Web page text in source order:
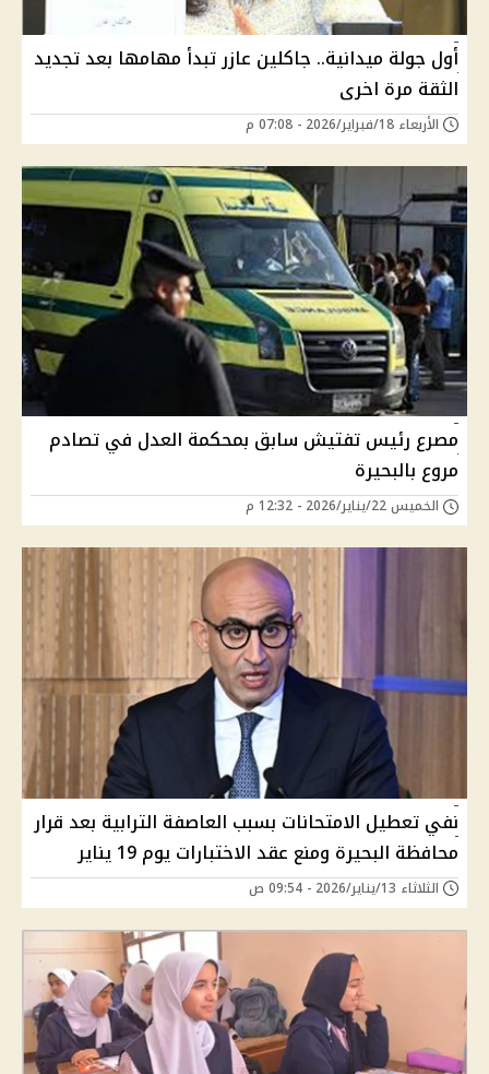
أول جولة ميدانية.. جاكلين عازر تبدأ مهامها بعد تجديد
الثقة مرة اخرى
الأربعاء 18/فبراير/2026 - 07:08 م
مصرع رئيس تفتيش سابق بمحكمة العدل في تصادم
مروع بالبحيرة
الخميس 22/يناير/2026 - 12:32 م
نفي تعطيل الامتحانات بسبب العاصفة الترابية بعد قرار
محافظة البحيرة ومنع عقد الاختبارات يوم 19 يناير
الثلاثاء 13/يناير/2026 - 09:54 ص